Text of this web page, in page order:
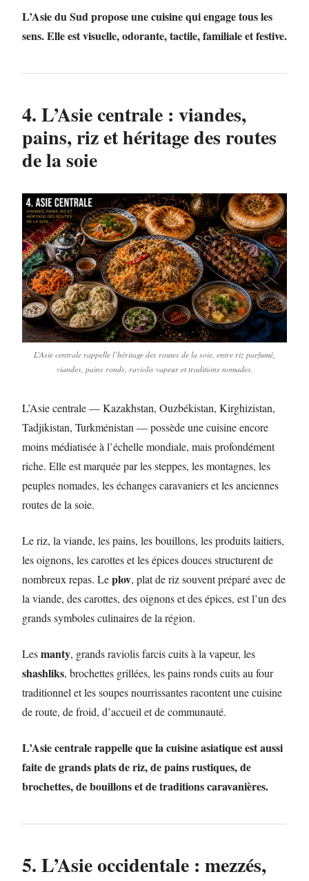
L’Asie du Sud propose une cuisine qui engage tous les
sens. Elle est visuelle, odorante, tactile, familiale et festive.
4. L’Asie centrale : viandes,
pains, riz et héritage des routes
de la soie
L’Asie centrale rappelle l’héritage des routes de la soie, entre riz parfumé,
viandes, pains ronds, raviolis vapeur et traditions nomades.
L’Asie centrale — Kazakhstan, Ouzbékistan, Kirghizistan,
Tadjikistan, Turkménistan — possède une cuisine encore
moins médiatisée à l’échelle mondiale, mais profondément
riche. Elle est marquée par les steppes, les montagnes, les
peuples nomades, les échanges caravaniers et les anciennes
routes de la soie.
Le riz, la viande, les pains, les bouillons, les produits laitiers,
les oignons, les carottes et les épices douces structurent de
nombreux repas. Leplov, plat de riz souvent préparé avec de
la viande, des carottes, des oignons et des épices, est l’un des
grands symboles culinaires de la région.
Lesmanty, grands raviolis farcis cuits à la vapeur, les
shashliks, brochettes grillées, les pains ronds cuits au four
traditionnel et les soupes nourrissantes racontent une cuisine
de route, de froid, d’accueil et de communauté.
L’Asie centrale rappelle que la cuisine asiatique est aussi
faite de grands plats de riz, de pains rustiques, de
brochettes, de bouillons et de traditions caravanières.
5. L’Asie occidentale : mezzés,